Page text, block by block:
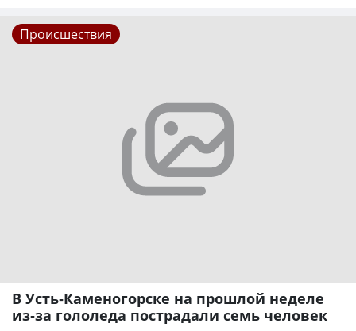
Происшествия
В Усть-Каменогорске на прошлой неделе
из-за гололеда пострадали семь человек